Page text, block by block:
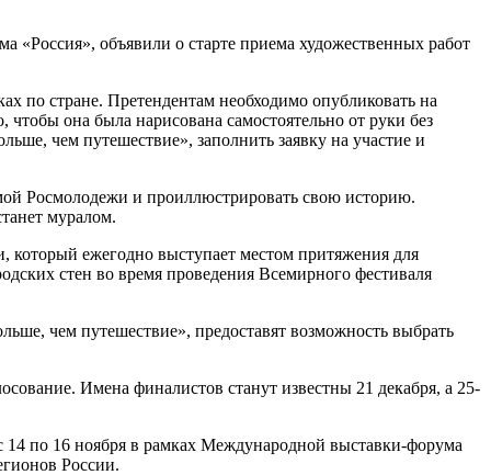
объявили о старте приема художественных работ
по стране. Претендентам необходимо опубликовать на
она была нарисована самостоятельно от руки без
чем путешествие», заполнить заявку на участие и
Росмолодежи и проиллюстрировать свою историю.
муралом.
ежегодно выступает местом притяжения для
стен во время проведения Всемирного фестиваля
чем путешествие», предоставят возможность выбрать
Имена финалистов станут известны 21 декабря, а 25-
по 16 ноября в рамках Международной выставки-форума
России.